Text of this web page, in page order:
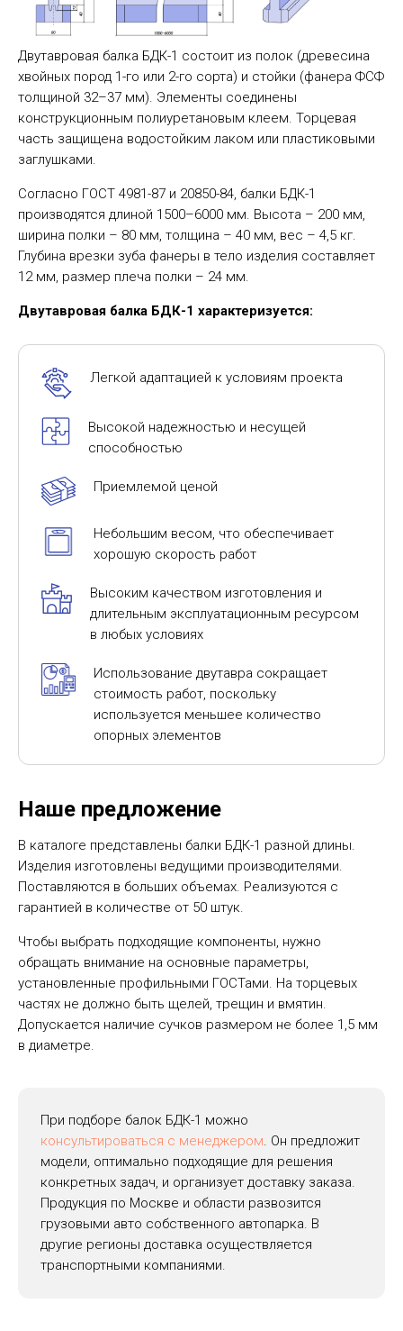
Двутавровая балка БДК-1 состоит из полок (древесина
хвойных пород 1-го или 2-го сорта) и стойки (фанера ФСФ
толщиной 32–37 мм). Элементы соединены
конструкционным полиуретановым клеем. Торцевая
часть защищена водостойким лаком или пластиковыми
заглушками.
Согласно ГОСТ 4981-87 и 20850-84, балки БДК-1
производятся длиной 1500–6000 мм. Высота – 200 мм,
ширина полки – 80 мм, толщина – 40 мм, вес – 4,5 кг.
Глубина врезки зуба фанеры в тело изделия составляет
12 мм, размер плеча полки – 24 мм.
Двутавровая балка БДК-1 характеризуется:
Легкой адаптацией к условиям проекта
Высокой надежностью и несущей
способностью
Приемлемой ценой
Небольшим весом, что обеспечивает
хорошую скорость работ
Высоким качеством изготовления и
длительным эксплуатационным ресурсом
в любых условиях
Использование двутавра сокращает
стоимость работ, поскольку
используется меньшее количество
опорных элементов
Наше предложение
В каталоге представлены балки БДК-1 разной длины.
Изделия изготовлены ведущими производителями.
Поставляются в больших объемах. Реализуются с
гарантией в количестве от 50 штук.
Чтобы выбрать подходящие компоненты, нужно
обращать внимание на основные параметры,
установленные профильными ГОСТами. На торцевых
частях не должно быть щелей, трещин и вмятин.
Допускается наличие сучков размером не более 1,5 мм
в диаметре.
При подборе балок БДК-1 можно
консультироваться с менеджером. Он предложит
модели, оптимально подходящие для решения
конкретных задач, и организует доставку заказа.
Продукция по Москве и области развозится
грузовыми авто собственного автопарка. В
другие регионы доставка осуществляется
транспортными компаниями.